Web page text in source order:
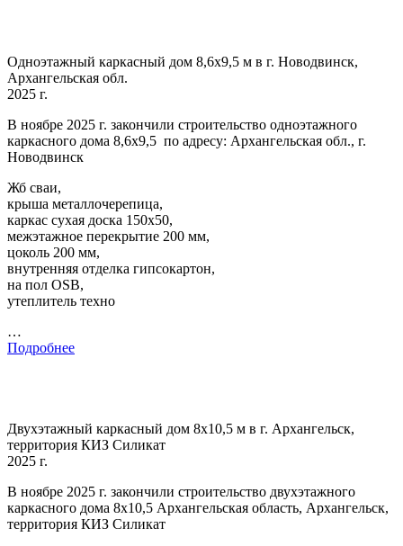
Одноэтажный каркасный дом 8,6х9,5 м в г. Новодвинск,
Архангельская обл.
2025 г.
В ноябре 2025 г. закончили строительство одноэтажного
каркасного дома 8,6х9,5 по адресу: Архангельская обл., г.
Новодвинск
Жб сваи,
крыша металлочерепица,
каркас сухая доска 150х50,
межэтажное перекрытие 200 мм,
цоколь 200 мм,
внутренняя отделка гипсокартон,
на пол OSB,
утеплитель техно
…
Подробнее
Двухэтажный каркасный дом 8х10,5 м в г. Архангельск,
территория КИЗ Силикат
2025 г.
В ноябре 2025 г. закончили строительство двухэтажного
каркасного дома 8х10,5 Архангельская область, Архангельск,
территория КИЗ Силикат